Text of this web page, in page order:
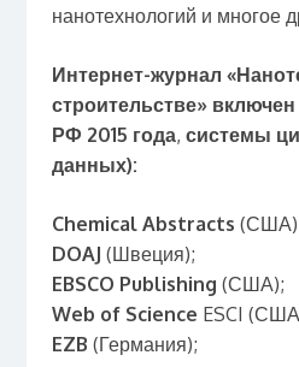
нанотехнологий и многое
Интернет-журнал
строительстве» включен
РФ 2015 года, системы
данных):
Chemical Abstracts
DOAJ (Швеция);
EBSCO Publishing (США);
Web of Science ESCI
EZB (Германия);